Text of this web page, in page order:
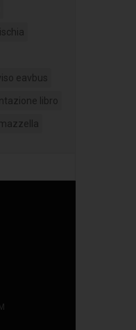
eavbus
libro